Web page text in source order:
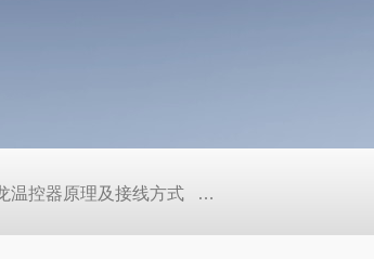
温控器原理及接线方式 日本SMC真空压力开